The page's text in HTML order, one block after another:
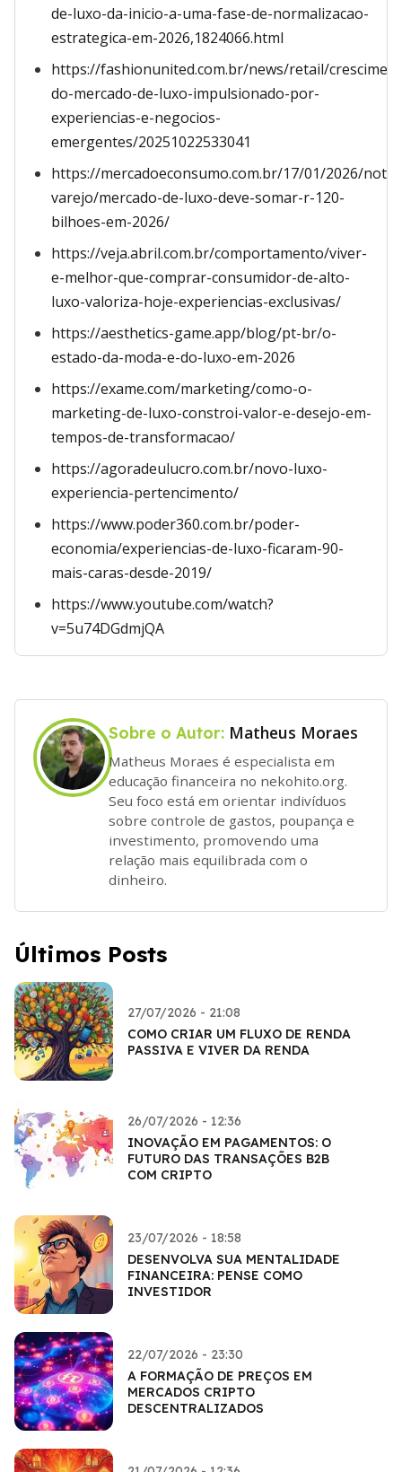
de-luxo-da-inicio-a-uma-fase-de-normalizacao-
estrategica-em-2026,1824066.html
https://fashionunited.com.br/news/retail/
do-mercado-de-luxo-impulsionado-por-
experiencias-e-negocios-
emergentes/20251022533041
https://mercadoeconsumo.com.br/17/01/2026/
varejo/mercado-de-luxo-deve-somar-r-120-
bilhoes-em-2026/
https://veja.abril.com.br/comportamento/viver-
e-melhor-que-comprar-consumidor-de-alto-
luxo-valoriza-hoje-experiencias-exclusivas/
https://aesthetics-game.app/blog/pt-br/o-
estado-da-moda-e-do-luxo-em-2026
https://exame.com/marketing/como-o-
marketing-de-luxo-constroi-valor-e-desejo-em-
tempos-de-transformacao/
https://agoradeulucro.com.br/novo-luxo-
experiencia-pertencimento/
https://www.poder360.com.br/poder-
economia/experiencias-de-luxo-ficaram-90-
mais-caras-desde-2019/
https://www.youtube.com/watch?
v=5u74DGdmjQA
Sobre o Autor: Matheus Moraes
Matheus Moraes é especialista em
educação financeira no nekohito.org.
Seu foco está em orientar indivíduos
sobre controle de gastos, poupança e
investimento, promovendo uma
relação mais equilibrada com o
dinheiro.
Últimos Posts
27/07/2026 - 21:08
COMO CRIAR UM FLUXO DE RENDA
PASSIVA E VIVER DA RENDA
26/07/2026 - 12:36
INOVAÇÃO EM PAGAMENTOS: O
FUTURO DAS TRANSAÇÕES B2B
COM CRIPTO
23/07/2026 - 18:58
DESENVOLVA SUA MENTALIDADE
FINANCEIRA: PENSE COMO
INVESTIDOR
22/07/2026 - 23:30
A FORMAÇÃO DE PREÇOS EM
MERCADOS CRIPTO
DESCENTRALIZADOS